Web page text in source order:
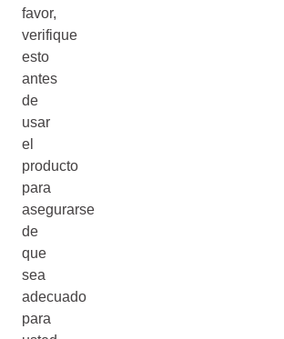
favor,
verifique
esto
antes
de
usar
el
producto
para
asegurarse
de
que
sea
adecuado
para